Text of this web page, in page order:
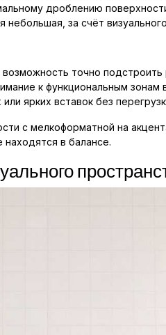
дроблению
за счёт
точно
к функциональным зонам
ярких вставок без
с мелкоформатной на
в балансе.